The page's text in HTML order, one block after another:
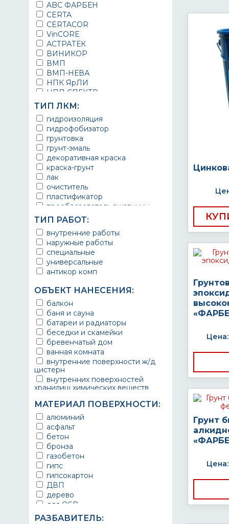
ABC ФАРБЕН
CERTA
CERTACOR
VinCORE
АСТРАТЕК
ВИНИКОР
ВМП
ВМП-НЕВА
НПК ЯрЛИ
НПП СПЕКТР
НПФ ЭМАЛЬ
ТЕРМА
УРЕПЛЕН
ТИП ЛКМ:
гидроизоляция
гидрофобизатор
грунтовка
грунт-эмаль
декоративная краска
краска-грунт
лак
очиститель
пластификатор
преобразователь ржавчины
эмаль
Краска
Покрытие
грунт эмаль
защитное покрытие
ТИП РАБОТ:
внутренние работы
наружные работы
специальные
универсальные
антикор комп
ОБЪЕКТ НАНЕСЕНИЯ:
балкон
баня и сауна
батареи и радиаторы
беседки и скамейки
бревенчатый дом
ванная комната
внутренние поверхности ж/д
цистерн
внутренних поверхностей
хранилищ химических веществ
ворота
выхлопные системы
автомобилей
газопроводы
гараж
гидротехнические сооружения
городской транспорт
грузовые вагоны
двери металлические
детали двигателей
детали машин
для автомобилей
МАТЕРИАЛ ПОВЕРХНОСТИ:
алюминий
асфальт
бетон
бронза
газобетон
гипс
гипсокартон
ДВП
дерево
для OSB
для бетона
РАЗБАВИТЕЛЬ:
Цена:
Грунт
Цена: